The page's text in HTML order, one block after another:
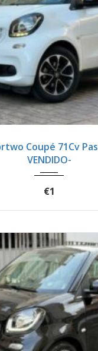
Coupé 71Cv
VENDIDO-
€1